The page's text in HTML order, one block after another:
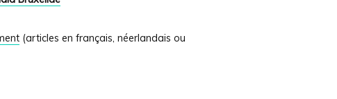
(articles en français, néerlandais ou